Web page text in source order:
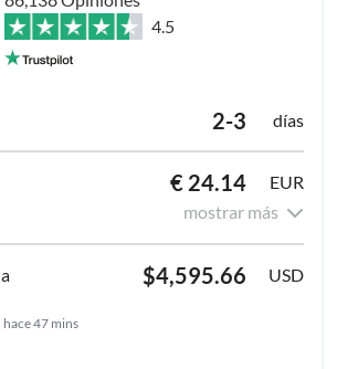
4.5
2-3 días
€ 24.14
EUR
mostrar más
$4,595.66 USD
hace 47 mins